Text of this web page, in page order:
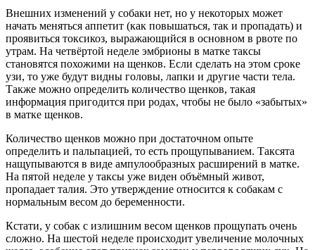
Внешних изменений у собаки нет, но у некоторых может
начать меняться аппетит (как повышаться, так и пропадать) и
проявиться токсикоз, выражающийся в основном в рвоте по
утрам. На четвёртой неделе эмбрионы в матке таксы
становятся похожими на щенков. Если сделать на этом сроке
узи, то уже будут видны головы, лапки и другие части тела.
Также можно определить количество щенков, такая
информация пригодится при родах, чтобы не было «забытых»
в матке щенков.
Количество щенков можно при достаточном опыте
определить и пальпацией, то есть прощупыванием. Таксята
нащупываются в виде ампулообразных расширений в матке.
На пятой неделе у таксы уже виден объёмный живот,
пропадает талия. Это утверждение относится к собакам с
нормальным весом до беременности.
Кстати, у собак с излишним весом щенков прощупать очень
сложно. На шестой неделе происходит увеличение молочных